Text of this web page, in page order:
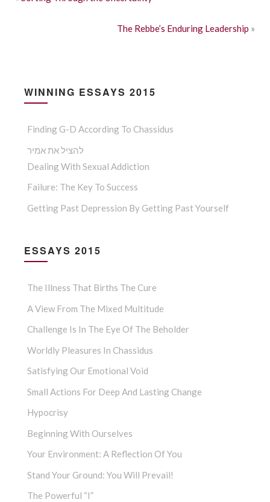
The Rebbe’s Enduring Leadership »
WINNING ESSAYS 2015
Finding G-D According To Chassidus
להציל את אמיר
Dealing With Sexual Addiction
Failure: The Key To Success
Getting Past Depression By Getting Past Yourself
ESSAYS 2015
The Illness That Births The Cure
A View From The Mixed Multitude
Challenge Is In The Eye Of The Beholder
Worldly Pleasures In Chassidus
Satisfying Our Emotional Void
Small Actions For Deep And Lasting Change
Hypocrisy
Beginning With Ourselves
Your Environment: A Reflection Of You
Stand Your Ground: You Will Prevail!
The Powerful “I”